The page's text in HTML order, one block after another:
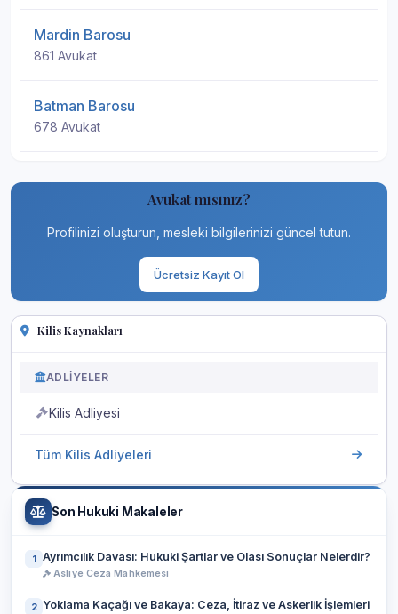
Mardin Barosu
861 Avukat
Batman Barosu
678 Avukat
Avukat mısınız?
Profilinizi oluşturun, mesleki bilgilerinizi güncel tutun.
Ücretsiz Kayıt Ol
Kilis Kaynakları
ADLIYELER
Kilis Adliyesi
Tüm Kilis Adliyeleri
Son Hukuki Makaleler
1 Ayrımcılık Davası: Hukuki Şartlar ve Olası Sonuçlar Nelerdir?
Asliye Ceza Mahkemesi
2 Yoklama Kaçağı ve Bakaya: Ceza, İtiraz ve Askerlik İşlemleri